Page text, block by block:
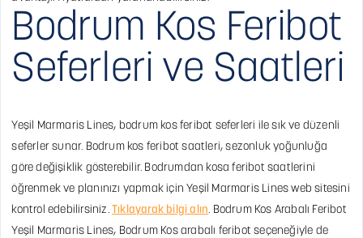
Bodrum Kos Feribot
Seferleri ve Saatleri
Yeşil Marmaris Lines, bodrum kos feribot seferleri ile sık ve düzenli
seferler sunar. Bodrum kos feribot saatleri, sezonluk yoğunluğa
göre değişiklik gösterebilir. Bodrumdan kosa feribot saatlerini
öğrenmek ve planınızı yapmak için Yeşil Marmaris Lines web sitesini
kontrol edebilirsiniz. Tıklayarak bilgi alın. Bodrum Kos Arabalı Feribot
Yeşil Marmaris Lines, Bodrum Kos arabalı feribot seçeneğiyle de